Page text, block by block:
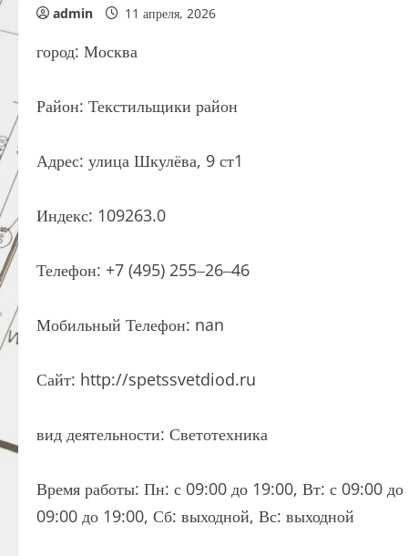
admin 11 апреля, 2026
город: Москва
Район: Текстильщики район
Адрес: улица Шкулёва, 9 ст1
Индекс: 109263.0
Телефон: +7 (495) 255‒26‒46
Мобильный Телефон: nan
Сайт: http://spetssvetdiod.ru
вид деятельности: Светотехника
Время работы: Пн: с 09:00 до 19:00, Вт: с 09:00
09:00 до 19:00, Сб: выходной, Вс: выходной